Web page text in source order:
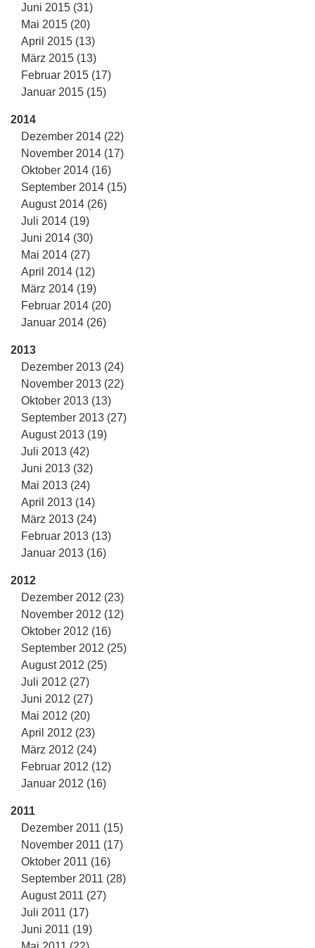
Juni 2015 (31)
Mai 2015 (20)
April 2015 (13)
März 2015 (13)
Februar 2015 (17)
Januar 2015 (15)
2014
Dezember 2014 (22)
November 2014 (17)
Oktober 2014 (16)
September 2014 (15)
August 2014 (26)
Juli 2014 (19)
Juni 2014 (30)
Mai 2014 (27)
April 2014 (12)
März 2014 (19)
Februar 2014 (20)
Januar 2014 (26)
2013
Dezember 2013 (24)
November 2013 (22)
Oktober 2013 (13)
September 2013 (27)
August 2013 (19)
Juli 2013 (42)
Juni 2013 (32)
Mai 2013 (24)
April 2013 (14)
März 2013 (24)
Februar 2013 (13)
Januar 2013 (16)
2012
Dezember 2012 (23)
November 2012 (12)
Oktober 2012 (16)
September 2012 (25)
August 2012 (25)
Juli 2012 (27)
Juni 2012 (27)
Mai 2012 (20)
April 2012 (23)
März 2012 (24)
Februar 2012 (12)
Januar 2012 (16)
2011
Dezember 2011 (15)
November 2011 (17)
Oktober 2011 (16)
September 2011 (28)
August 2011 (27)
Juli 2011 (17)
Juni 2011 (19)